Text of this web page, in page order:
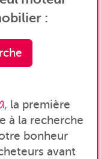
:
, la première
à la recherche
bonheur
avant